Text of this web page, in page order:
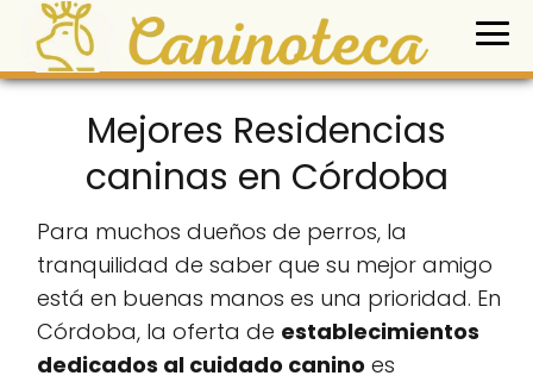
Mejores Residencias
caninas en Córdoba
Para muchos dueños de perros, la
tranquilidad de saber que su mejor amigo
está en buenas manos es una prioridad. En
Córdoba, la oferta de establecimientos
dedicados al cuidado canino es